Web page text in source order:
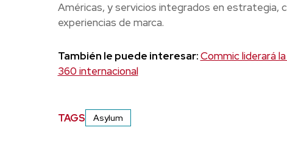
Américas, y servicios integrados en estrategia,
experiencias de marca.
También le puede interesar:Commic liderará
360 internacional
TAGS Asylum